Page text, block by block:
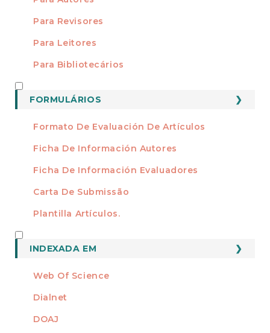
Para Revisores
Para Leitores
Para Bibliotecários
FORMULÁRIOS
Formato De Evaluación De Artículos
Ficha De Información Autores
Ficha De Información Evaluadores
Carta De Submissão
Plantilla Artículos.
INDEXADA EM
Web Of Science
Dialnet
DOAJ